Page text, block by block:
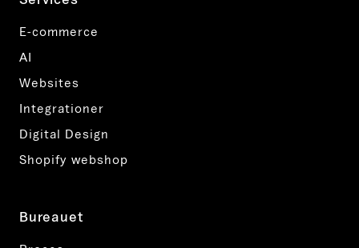
E-commerce
AI
Websites
Integrationer
Digital Design
Shopify webshop
Bureauet